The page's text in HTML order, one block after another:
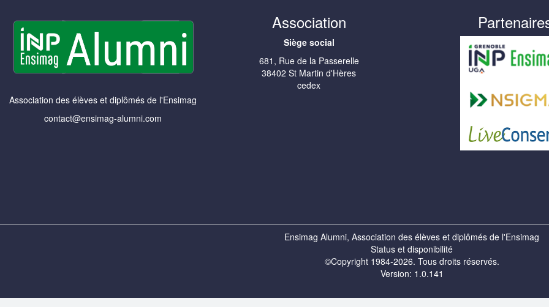
Association des élèves et diplômés de l'Ensimag
contact@ensimag-alumni.com
Association
Siège social
681, Rue de la Passerelle
38402 St Martin d'Hères
cedex
Ensimag Alumni, Association des élèves et diplômés de l'Ensimag
Status et disponibilité
©Copyright 1984-2026. Tous droits réservés.
Version: 1.0.141